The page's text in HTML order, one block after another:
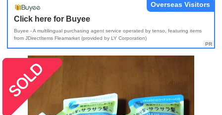
Click here for Buyee
Buyee - A multilingual purchasing agent service operated by tenso, featuring items
from JDirectItems Fleamarket (provided by LY Corporation)
Overseas Visitors